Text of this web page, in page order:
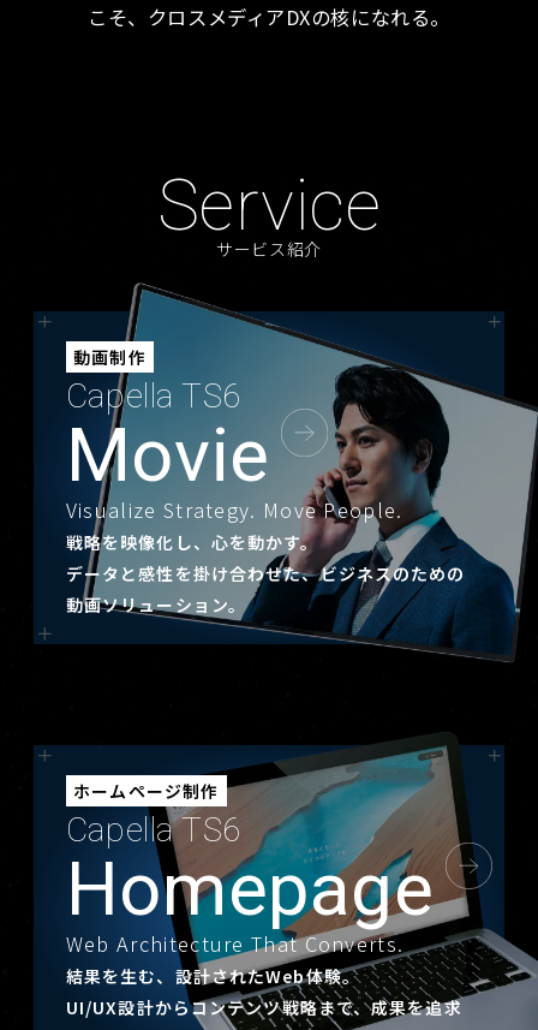
こそ、クロスメディアDXの核になれる。
Service
サービス紹介
動画制作
Capella TS6
Movie
Visualize Strategy. Move People.
戦略を映像化し、心を動かす。
データと感性を掛け合わせた、ビジネスのための
動画ソリューション。
ホームページ制作
Capella TS6
Homepage
Web Architecture That Converts.
結果を生む、設計されたWeb体験。
UI/UX設計からコンテンツ戦略まで、成果を追求